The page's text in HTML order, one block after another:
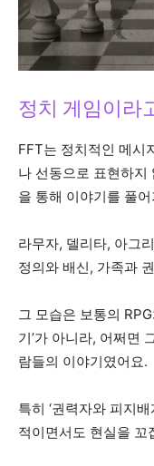
정치 게임이라
FFT는 정치적인 메시
나 선동으로 표현하지
을 통해 이야기를 풀어
라무자, 델리타, 아그
정의와 배신, 가족과
그 모습은 보통의
기’가 아니라, 어쩌면
람들의 이야기였어요.
특히 ‘권력자와 피지
적이면서도 현실을 꼬